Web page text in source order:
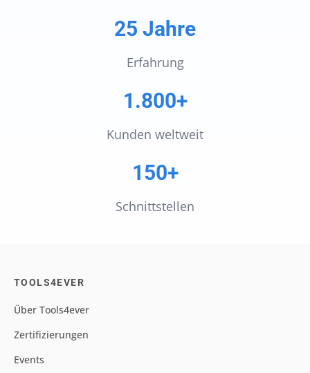
25 Jahre
Erfahrung
1.800+
Kunden weltweit
150+
Schnittstellen
TOOLS4EVER
Über Tools4ever
Zertifizierungen
Events